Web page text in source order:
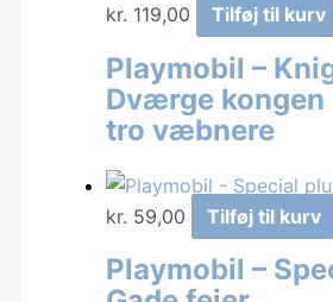
kr. 119,00 Tilføj til kurv
Playmobil –
Dværge kongen
tro væbnere
kr. 59,00 Tilføj til kurv
Playmobil –